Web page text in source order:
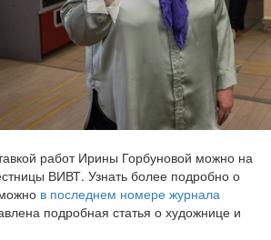
работ Ирины Горбуновой можно на
ВИВТ. Узнать более подробно о
в последнем номере журнала
подробная статья о художнице и